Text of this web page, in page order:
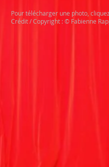
Pour télécharger une photo,
Crédit / Copyright : © Fabienne